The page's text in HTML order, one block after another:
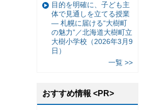
目的を明確に、子ども主
体で見通しを立てる授業
— 札幌に届ける“大樹町
の魅力”／北海道大樹町立
大樹小学校（2026年3月9
日）
一覧 >>
おすすめ情報 <PR>